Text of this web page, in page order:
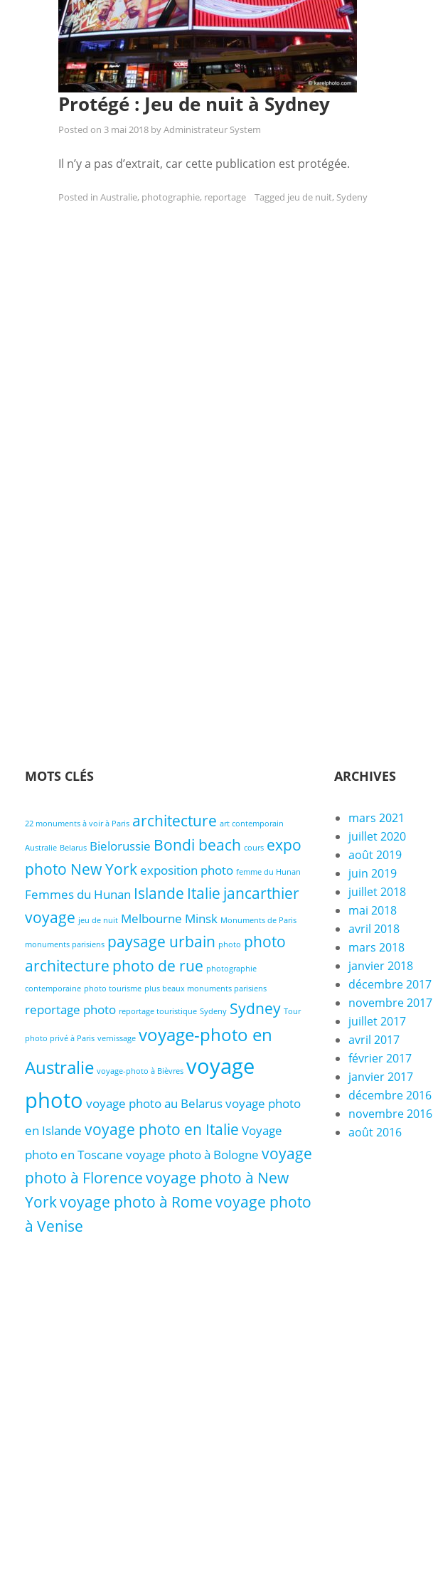
Protégé : Jeu de nuit à Sydney
Posted on 3 mai 2018 byAdministrateur System
Il n’y a pas d’extrait, car cette publication est protégée.
Posted in Australie, photographie, reportage Tagged jeu de nuit, Sydeny
MOTS CLÉS
22 monuments à voir à Paris architecture art contemporain
Australie Belarus Bielorussie Bondi beach cours expo
photo New York exposition photo femme du Hunan
Femmes du Hunan Islande Italie jancarthier
voyage jeu de nuit Melbourne Minsk Monuments de Paris
monuments parisiens paysage urbain photo photo
architecture photo de rue photographie
contemporaine photo tourisme plus beaux monuments parisiens
reportage photo reportage touristique Sydeny Sydney Tour
photo privé à Paris vernissage voyage-photo en
Australie voyage-photo à Bièvres voyage
photo voyage photo au Belarusvoyage photo
en Islande voyage photo en Italie Voyage
photo en Toscane voyage photo à Bologne voyage
photo à Florencevoyage photo à New
Yorkvoyage photo à Romevoyage photo
à Venise
ARCHIVES
mars 2021
juillet 2020
août 2019
juin 2019
juillet 2018
mai 2018
avril 2018
mars 2018
janvier 2018
décembre 2017
novembre 2017
juillet 2017
avril 2017
février 2017
janvier 2017
décembre 2016
novembre 2016
août 2016